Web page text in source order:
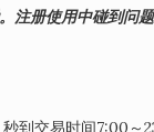
注册使用中碰到问
秒到交易时间7:00